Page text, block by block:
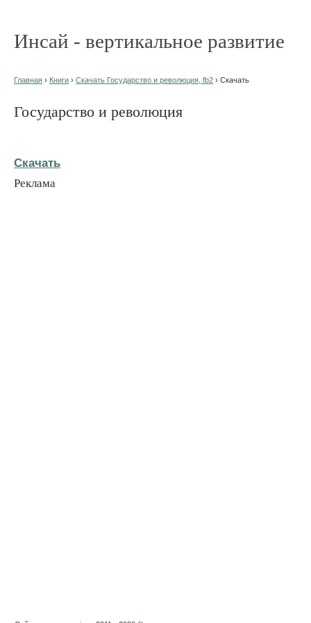
Инсай - вертикальное развитие
Главная › Книги › Скачать Государство и революция, fb2 › Скачать
Государство и революция
Скачать
Реклама